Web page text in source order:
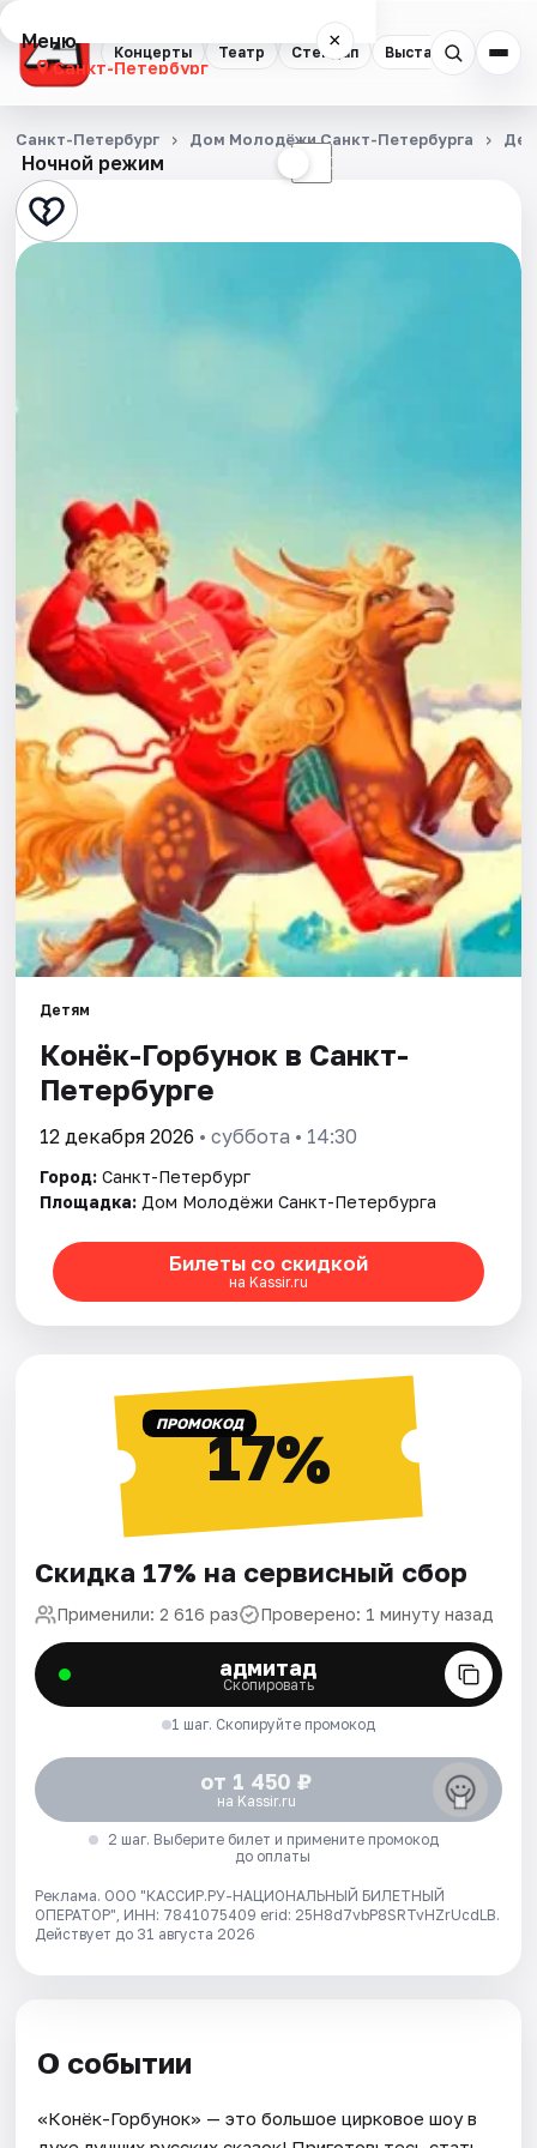
Концерты Театр Стендап Выставки
Меню ×
Санкт-Петербург
Концерты
Театр
Стендап
События
Города
Площадки
Артисты
Рейтинги
Ночной режим ☾
Санкт-Петербург Дом Молодёжи Санкт-Петербурга
Детям
Конёк-Горбунок в Санкт-
Петербурге
12 декабря 2026 • суббота • 14:30
Город: Санкт-Петербург
Площадка: Дом Молодёжи Санкт-Петербурга
Билеты со скидкой
на Kassir.ru
ПРОМОКОД17%
Скидка 17% на сервисный сбор
Применили: 2 616 раз Проверено: 1 минуту назад
адмитад
Скопировать
1 шаг. Скопируйте промокод
от 1 450 ₽
на Kassir.ru
2 шаг. Выберите билет и примените промокод
до оплаты
Реклама. ООО "КАССИР.РУ-НАЦИОНАЛЬНЫЙ БИЛЕТНЫЙ
ОПЕРАТОР", ИНН: 7841075409 erid: 25H8d7vbP8SRTvHZrUcdLB.
Действует до 31 августа 2026
О событии
«Конёк-Горбунок» — это большое цирковое шоу в